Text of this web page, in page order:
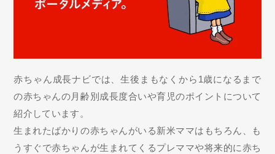
赤ちゃん成長ナビでは、生後まもなくから1歳になるまで
の赤ちゃんの月齢別成長度合いや育児のポイントについて
紹介しています。
生まれたばかりの赤ちゃんがいる新米ママはもちろん、も
うすぐで赤ちゃんが生まれてくるプレママや将来的に赤ち